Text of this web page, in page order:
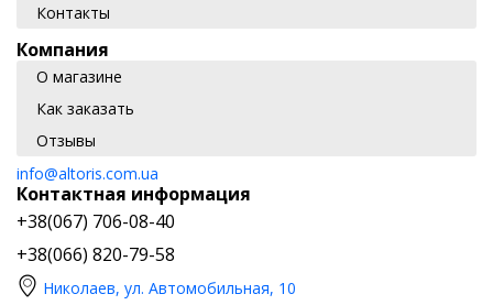
Контакты
Компания
О магазине
Как заказать
Отзывы
info@altoris.com.ua
Контактная информация
+38(067) 706-08-40
+38(066) 820-79-58
Николаев, ул. Автомобильная, 10